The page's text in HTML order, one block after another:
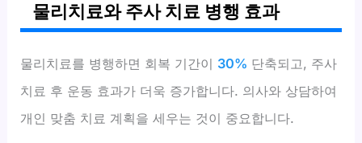
물리치료와 주사 치료 병행 효과
물리치료를 병행하면 회복 기간이 30% 단축되고, 주사
치료 후 운동 효과가 더욱 증가합니다. 의사와 상담하여
개인 맞춤 치료 계획을 세우는 것이 중요합니다.